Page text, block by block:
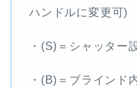
ハンドルに変更可)
・(S)＝シャッター
・(B)＝ブラインド